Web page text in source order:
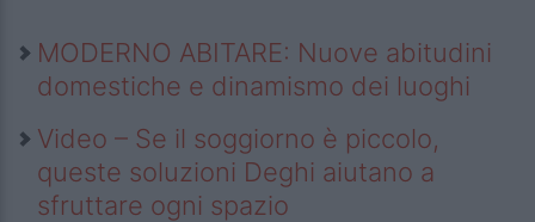
MODERNO ABITARE: Nuove abitudini
domestiche e dinamismo dei luoghi
Video – Se il soggiorno è piccolo,
queste soluzioni Deghi aiutano a
sfruttare ogni spazio